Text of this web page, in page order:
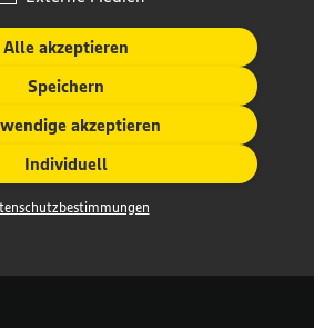
Alle akzeptieren
Speichern
akzeptieren
Individuell